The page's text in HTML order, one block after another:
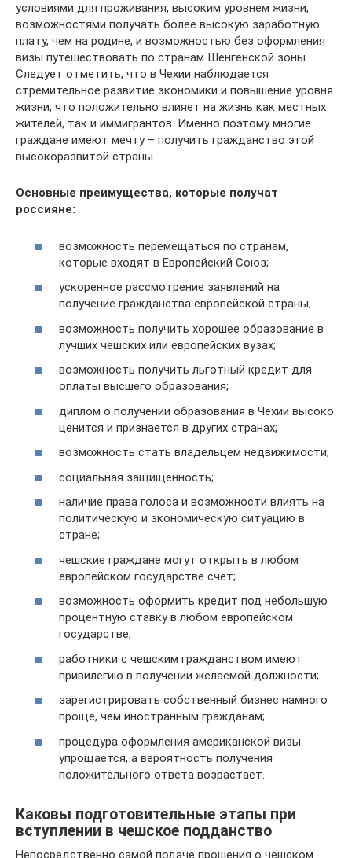
условиями для проживания, высоким уровнем жизни,
возможностями получать более высокую заработную
плату, чем на родине, и возможностью без оформления
визы путешествовать по странам Шенгенской зоны.
Следует отметить, что в Чехии наблюдается
стремительное развитие экономики и повышение уровня
жизни, что положительно влияет на жизнь как местных
жителей, так и иммигрантов. Именно поэтому многие
граждане имеют мечту – получить гражданство этой
высокоразвитой страны.
Основные преимущества, которые получат
россияне:
возможность перемещаться по странам,
которые входят в Европейский Союз;
ускоренное рассмотрение заявлений на
получение гражданства европейской страны;
возможность получить хорошее образование в
лучших чешских или европейских вузах;
возможность получить льготный кредит для
оплаты высшего образования;
диплом о получении образования в Чехии высоко
ценится и признается в других странах;
возможность стать владельцем недвижимости;
социальная защищенность;
наличие права голоса и возможности влиять на
политическую и экономическую ситуацию в
стране;
чешские граждане могут открыть в любом
европейском государстве счет;
возможность оформить кредит под небольшую
процентную ставку в любом европейском
государстве;
работники с чешским гражданством имеют
привилегию в получении желаемой должности;
зарегистрировать собственный бизнес намного
проще, чем иностранным гражданам;
процедура оформления американской визы
упрощается, а вероятность получения
положительного ответа возрастает.
Каковы подготовительные этапы при
вступлении в чешское подданство
Непосредственно самой подаче прошения о чешском